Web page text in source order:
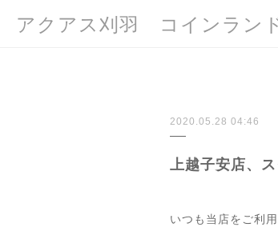
アクアス刈羽 コインラン
2020.05.28 04:46
上越子安店、
いつも当店をご利